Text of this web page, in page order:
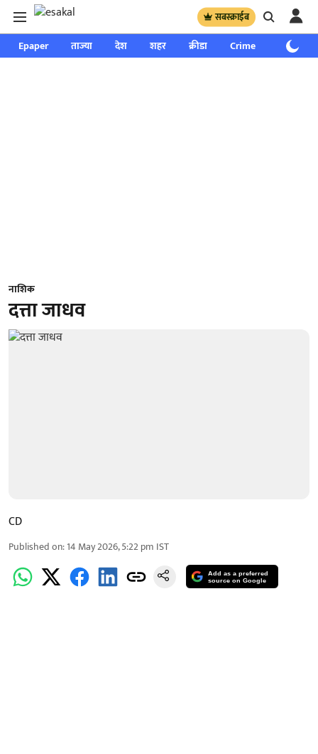
सबस्क्राईब
Epaper ताज्या देश शहर क्रीडा Crime साप्ताहिक
नाशिक
दत्ता जाधव
CD
Published on:14 May 2026, 5:22 pm IST
Add as a preferred
source on Google